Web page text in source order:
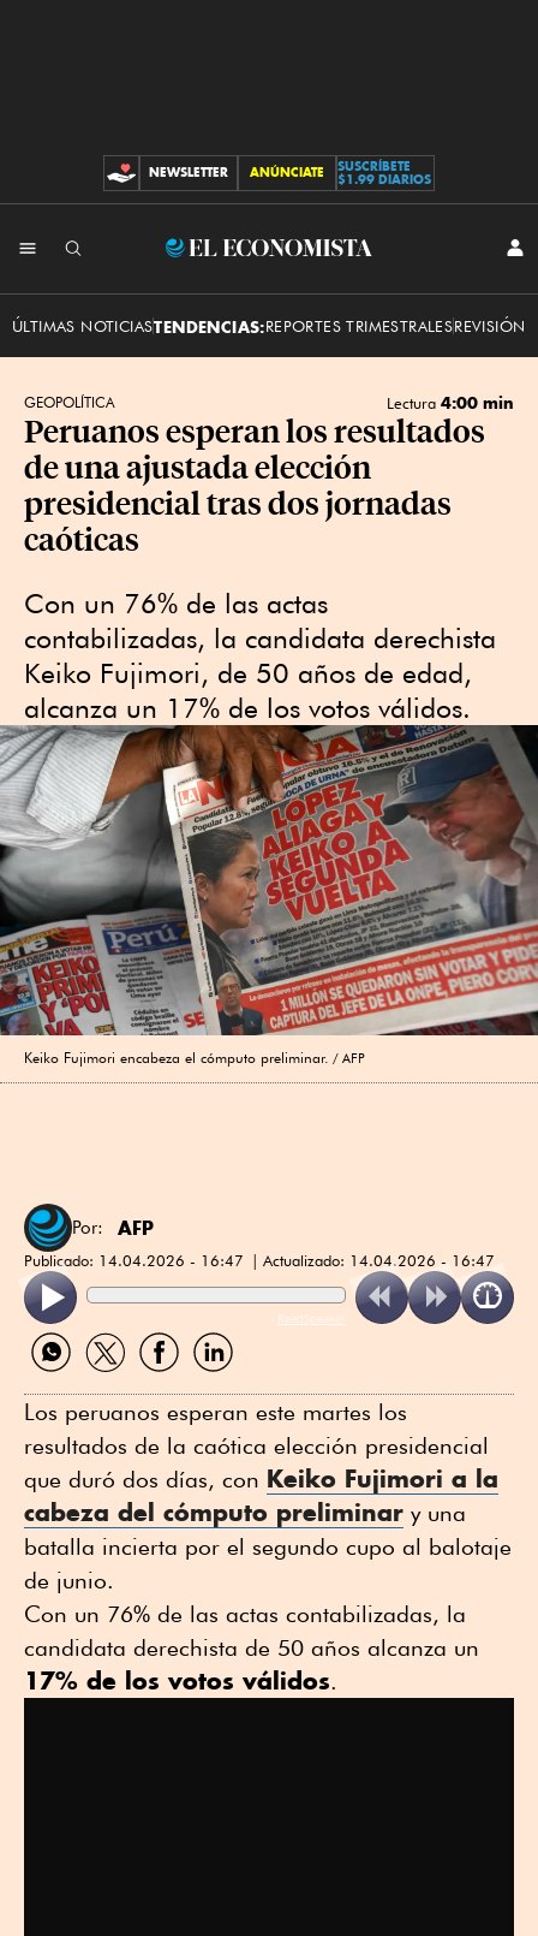
CONTRIBUCIONES
NEWSLETTER ANÚNCIATE
SUSCRÍBETE
$1.99 DIARIOS
El
ÚLTIMAS NOTICIASTENDENCIAS:REPORTES TRIMESTRALESREVISIÓN
GEOPOLÍTICA Lectura 4:00 min
Peruanos esperan los resultados
de una ajustada elección
presidencial tras dos jornadas
caóticas
Con un 76% de las actas
contabilizadas, la candidata derechista
Keiko Fujimori, de 50 años de edad,
alcanza un 17% de los votos válidos.
Keiko Fujimori encabeza el cómputo preliminar. AFP
Por: AFP
Publicado: 14.04.2026 - 16:47 Actualizado: 14.04.2026 - 16:47
ReadSpeaker
Compartir
por
Compartir
por
Compartir
por
Compartir
por
Los peruanos esperan este martes los
resultados de la caótica elección presidencial
que duró dos días, con Keiko Fujimori a la
cabeza del cómputo preliminar y una
batalla incierta por el segundo cupo al balotaje
de junio.
Con un 76% de las actas contabilizadas, la
candidata derechista de 50 años alcanza un
17% de los votos válidos.